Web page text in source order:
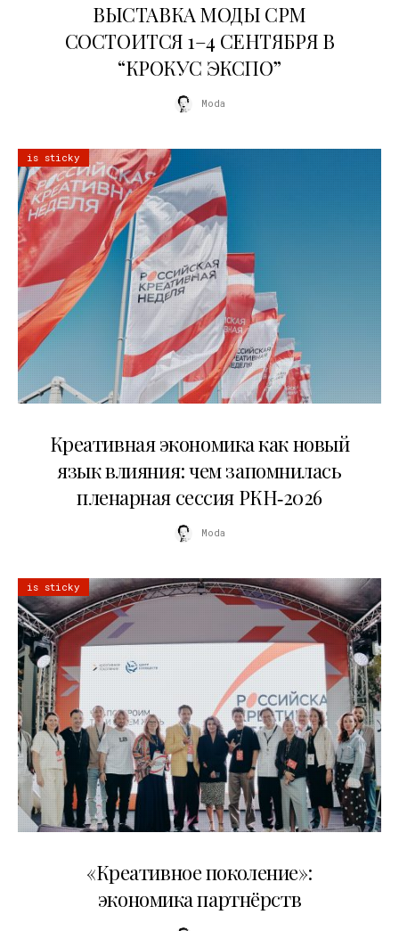
ВЫСТАВКА МОДЫ CPM
СОСТОИТСЯ 1–4 СЕНТЯБРЯ В
“КРОКУС ЭКСПО”
Moda
is sticky
Креативная экономика как новый
язык влияния: чем запомнилась
пленарная сессия РКН‑2026
Moda
is sticky
«Креативное поколение»:
экономика партнёрств